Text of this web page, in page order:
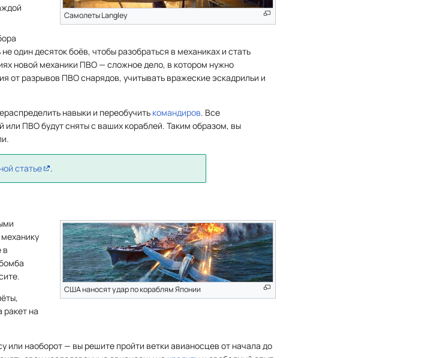
Самолеты Langley
один десяток боёв, чтобы разобраться в механиках и стать
новой механики ПВО — сложное дело, в котором нужно
от разрывов ПВО снарядов, учитывать вражеские эскадрильи и
навыки и переобучить командиров. Все
ПВО будут сняты с ваших кораблей. Таким образом, вы
статье .
США наносят удар по кораблям Японии
в
на
или наоборот — вы решите пройти ветки авианосцев от начала до